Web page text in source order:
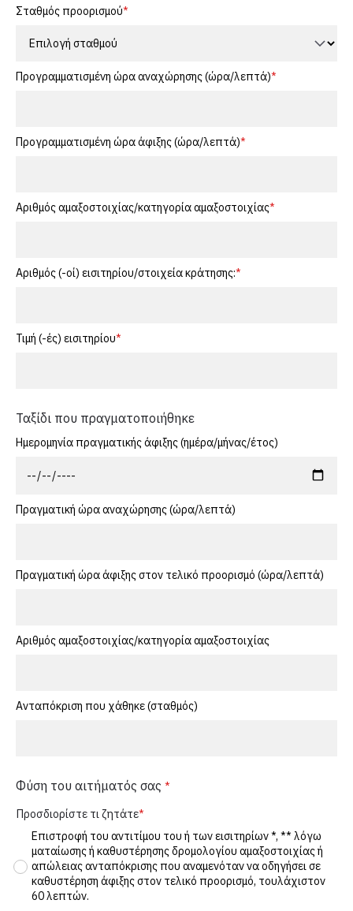
Σταθμός προορισμού
Προγραμματισμένη ώρα αναχώρησης (ώρα/λεπτά)
Προγραμματισμένη ώρα άφιξης (ώρα/λεπτά)
Αριθμός αμαξοστοιχίας/κατηγορία αμαξοστοιχίας
Αριθμός (-οί) εισιτηρίου/στοιχεία κράτησης:
Τιμή (-ές) εισιτηρίου
Ταξίδι που πραγματοποιήθηκε
Ημερομηνία πραγματικής άφιξης (ημέρα/μήνας/έτος)
Πραγματική ώρα αναχώρησης (ώρα/λεπτά)
Πραγματική ώρα άφιξης στον τελικό προορισμό (ώρα/λεπτά)
Αριθμός αμαξοστοιχίας/κατηγορία αμαξοστοιχίας
Ανταπόκριση που χάθηκε (σταθμός)
Φύση του αιτήματός σας
Προσδιορίστε τι ζητάτε
Επιστροφή του αντιτίμου του ή των εισιτηρίων *, ** λόγω
ματαίωσης ή καθυστέρησης δρομολογίου αμαξοστοιχίας ή
απώλειας ανταπόκρισης που αναμενόταν να οδηγήσει σε
καθυστέρηση άφιξης στον τελικό προορισμό, τουλάχιστον
60 λεπτών.